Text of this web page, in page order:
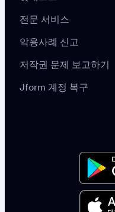
전문 서비스
악용사례 신고
저작권 문제 보고하기
Jform 계정 복구